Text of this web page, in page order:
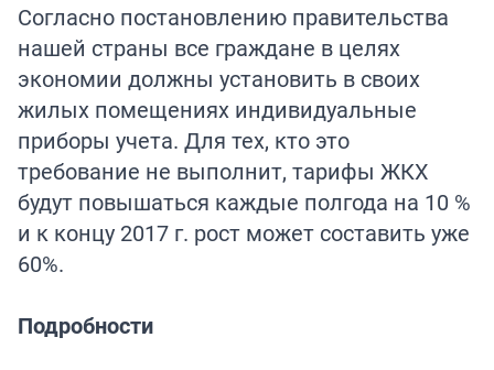
Согласно постановлению правительства
нашей страны все граждане в целях
экономии должны установить в своих
жилых помещениях индивидуальные
приборы учета. Для тех, кто это
требование не выполнит, тарифы ЖКХ
будут повышаться каждые полгода на 10 %
и к концу 2017 г. рост может составить уже
60%.
Подробности